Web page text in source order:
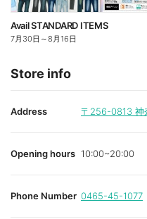
Avail STANDARD ITEMS
7月30日 ～8月16日
Store info
Address 〒256-0813 神
Opening hours 10:00~20:00
Phone Number 0465-45-1077